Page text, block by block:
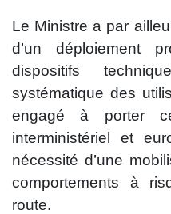
Le Ministre a par
d’un déploiement
dispositifs
systématique des
engagé à porter
interministériel et
nécessité d’une
comportements à
route.